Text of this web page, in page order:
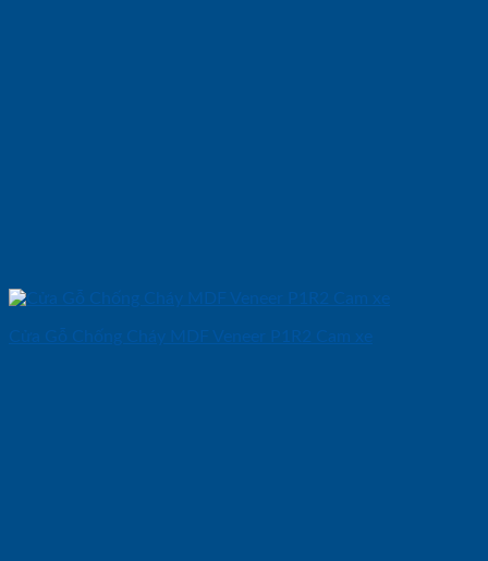
Cửa Gỗ Chống Cháy MDF Veneer P1R2 Cam xe